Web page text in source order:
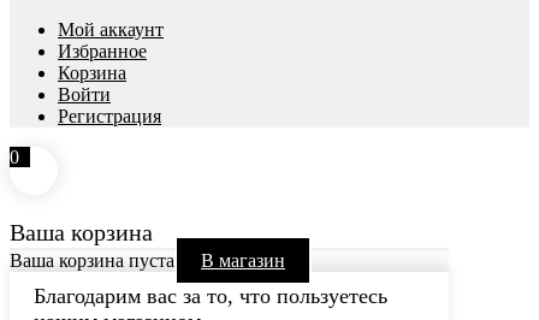
Мой аккаунт
Избранное
Корзина
Войти
Регистрация
0
Ваша корзина
Ваша корзина пуста В магазин
Благодарим вас за то, что пользуетесь